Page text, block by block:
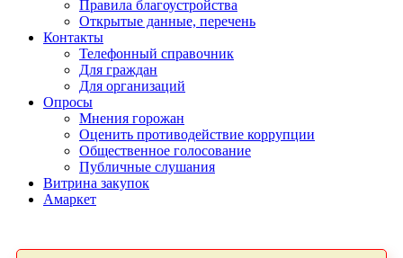
Правила благоустройства
Открытые данные, перечень
Контакты
Телефонный справочник
Для граждан
Для организаций
Опросы
Мнения горожан
Оценить противодействие коррупции
Общественное голосование
Публичные слушания
Витрина закупок
Амаркет